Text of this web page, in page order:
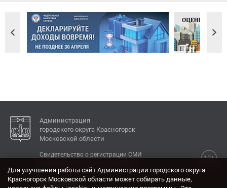
Администрация
городского округа Красногорск
Московской области
12+
Свидетельство о регистрации СМИ
КОНТАКТЫ
Для улучшения работы сайт Администрации городского округа
Красногорск Московской области может собирать данные,